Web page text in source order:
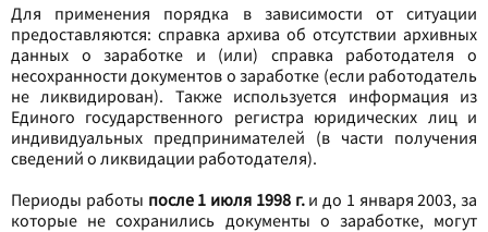
Для применения порядка в зависимости от ситуации
предоставляются: справка архива об отсутствии архивных
данных о заработке и (или) справка работодателя о
несохранности документов о заработке (если работодатель
не ликвидирован). Также используется информация из
Единого государственного регистра юридических лиц и
индивидуальных предпринимателей (в части получения
сведений о ликвидации работодателя).
Периоды работы после 1 июля 1998 г.и до 1 января 2003, за
которые не сохранились документы о заработке, могут